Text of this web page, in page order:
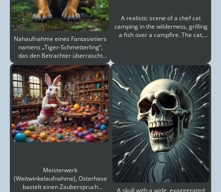
Nahaufnahme eines Fantasietiers
namens „Tiger-Schmetterling“,
das den Betrachter überrascht
anstarrt, hal
A realistic scene of a chef cat
camping in the wilderness, grilling
a fish over a campfire. The cat,
Meisterwerk
(Weitwinkelaufnahme), Osterhase
bastelt einen Zauberspruch
A skull with a wide, exaggerated